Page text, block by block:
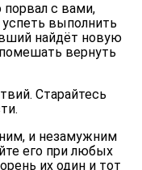
порвал с вами,
успеть выполнить
найдёт новую
вернуть
Старайтесь
и незамужним
его при любых
их один и тот